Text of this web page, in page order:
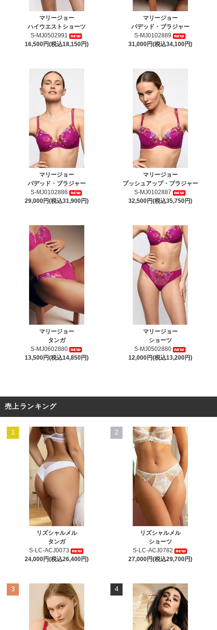
マリージョー
ハイウエストショーツ
S-MJ0502991
16,500円(税込18,150円)
マリージョー
パデッド・ブラジャー
S-MJ0102889
31,000円(税込34,100円)
マリージョー
パデッド・ブラジャー
S-MJ0102886
29,000円(税込31,900円)
マリージョー
プッシュアップ・ブラジャー
S-MJ0102887
32,500円(税込35,750円)
マリージョー
タンガ
S-MJ0602880
13,500円(税込14,850円)
マリージョー
ショーツ
S-MJ0502880
12,000円(税込13,200円)
売上ランキング
1
リズシャルメル
タンガ
S-LC-ACJ0073
24,000円(税込26,400円)
2
リズシャルメル
ショーツ
S-LC-ACJ0782
27,000円(税込29,700円)
3 4